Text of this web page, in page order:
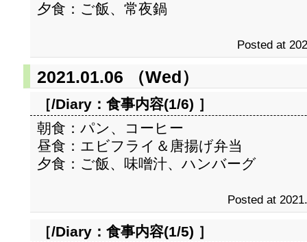
夕食：ご飯、常夜鍋
Posted at
2021.01.06 （Wed）
［/Diary： 食事内容(1/6) ］
朝食：パン、コーヒー
昼食：エビフライ＆唐揚げ弁当
夕食：ご飯、味噌汁、ハンバーグ
Posted at
［/Diary： 食事内容(1/5) ］